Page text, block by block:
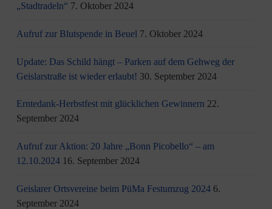
„Stadtradeln“ 7. Oktober 2024
Aufruf zur Blutspende in Beuel 7. Oktober 2024
Update: Das Schild hängt – Parken auf dem Gehweg der
Geislarstraße ist wieder erlaubt! 30. September 2024
Erntedank-Herbstfest mit glücklichen Gewinnern 22.
September 2024
Aufruf zur Aktion: 20 Jahre „Bonn Picobello“ – am
12.10.2024 16. September 2024
Geislarer Ortsvereine beim PüMa Festumzug 2024 6.
September 2024